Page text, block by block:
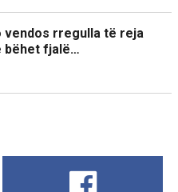
vendos rregulla të reja
bëhet fjalë…